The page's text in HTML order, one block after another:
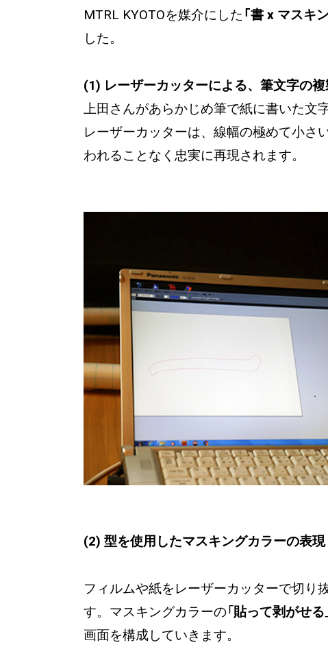
MTRL KYOTOを媒介にした 「書 x マスキ
した。
(1) レーザーカッターによる、筆文字の
上田さんがあらかじめ筆で紙に書いた文
レーザーカッターは、線幅の極めて小さ
われることなく忠実に再現されます。
(2) 型を使用したマスキングカラーの表現
フィルムや紙をレーザーカッターで切り
す。マスキングカラーの「貼って剥がせる
画面を構成していきます。